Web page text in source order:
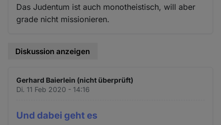
Das Judentum ist auch monotheistisch, will aber
grade nicht missionieren.
Diskussion anzeigen
Gerhard Baierlein (nicht überprüft)
Di. 11 Feb 2020 - 14:16
Und dabei geht es